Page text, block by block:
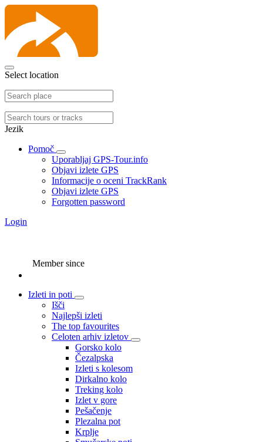
Select location
Jezik
Pomoč
Uporabljaj GPS-Tour.info
Objavi izlete GPS
Informacije o oceni TrackRank
Objavi izlete GPS
Forgotten password
Login
Member since
Izleti in poti
Išči
Najlepši izleti
The top favourites
Celoten arhiv izletov
Gorsko kolo
Čezalpska
Izleti s kolesom
Dirkalno kolo
Treking kolo
Izlet v gore
Pešačenje
Plezalna pot
Krplje